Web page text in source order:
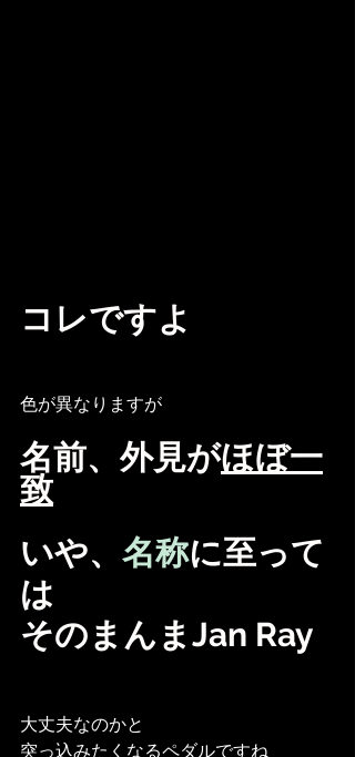
コレですよ
色が異なりますが
名前、外見がほぼ一
致
いや、 名称に至って
は
そのまんまJan Ray
大丈夫なのかと
突っ込みたくなるペダルですね